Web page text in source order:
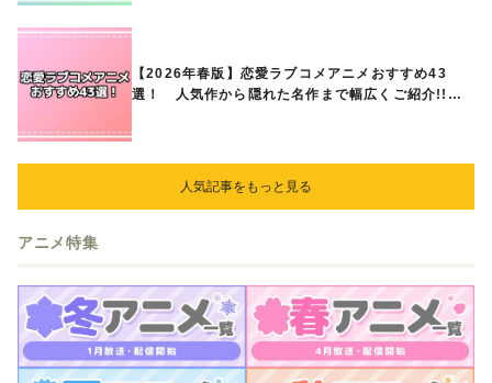
【2026年春版】恋愛ラブコメアニメおすすめ43
選！ 人気作から隠れた名作まで幅広くご紹介!!
人気記事をもっと見る
アニメ特集